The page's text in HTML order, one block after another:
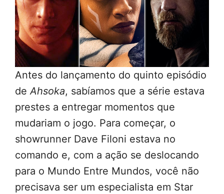
Antes do lançamento do quinto episódio
deAhsoka, sabíamos que a série estava
prestes a entregar momentos que
mudariam o jogo. Para começar, o
showrunner Dave Filoni estava no
comando e, com a ação se deslocando
para o Mundo Entre Mundos, você não
precisava ser um especialista em Star